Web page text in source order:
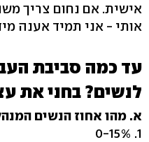
אישית. אם נחום צריך
אותי - אני תמיד אענה
עד כמה סביבת
לנשים? בחני את
א. מהו אחוז הנשים
1. 0-15%